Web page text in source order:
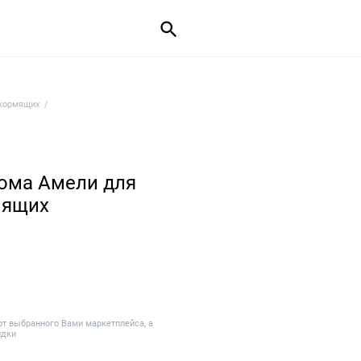
Амели для
выбранного Вами маркетплейса, а